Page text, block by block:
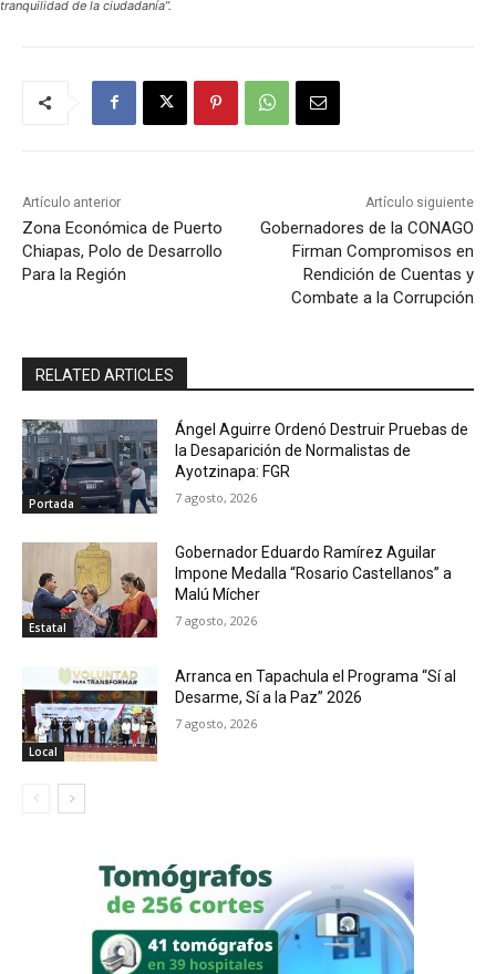
tranquilidad de la ciudadanía”.
Artículo anterior
Zona Económica de Puerto
Chiapas, Polo de Desarrollo
Para la Región
Artículo siguiente
Gobernadores de la CONAGO
Firman Compromisos en
Rendición de Cuentas y
Combate a la Corrupción
RELATED ARTICLES
Portada
Ángel Aguirre Ordenó Destruir Pruebas de
la Desaparición de Normalistas de
Ayotzinapa: FGR
7 agosto, 2026
Estatal
Gobernador Eduardo Ramírez Aguilar
Impone Medalla “Rosario Castellanos” a
Malú Mícher
7 agosto, 2026
Local
Arranca en Tapachula el Programa “Sí al
Desarme, Sí a la Paz” 2026
7 agosto, 2026